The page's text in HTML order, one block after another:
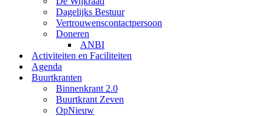
Dagelijks Bestuur
Vertrouwenscontactpersoon
Doneren
ANBI
Activiteiten en Faciliteiten
Agenda
Buurtkranten
Binnenkrant 2.0
Buurtkrant Zeven
OpNieuw